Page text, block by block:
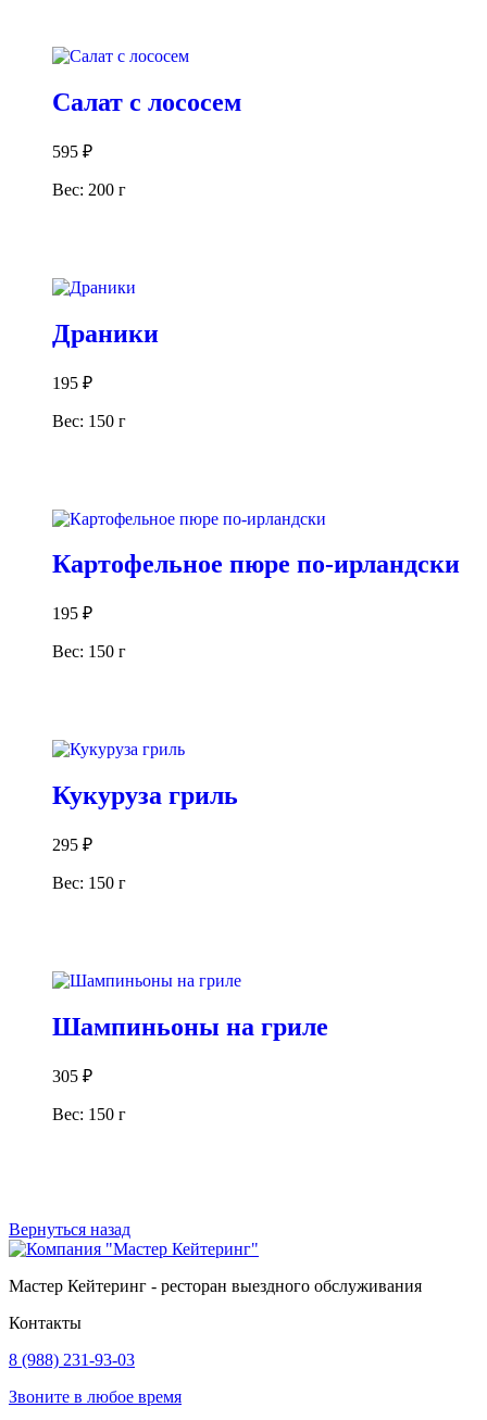
Салат с лососем
595 ₽
Вес: 200 г
Драники
195 ₽
Вес: 150 г
Картофельное пюре по-ирландски
195 ₽
Вес: 150 г
Кукуруза гриль
295 ₽
Вес: 150 г
Шампиньоны на гриле
305 ₽
Вес: 150 г
Вернуться назад
Мастер Кейтеринг - ресторан выездного обслуживания
Контакты
8 (988) 231-93-03
Звоните в любое время